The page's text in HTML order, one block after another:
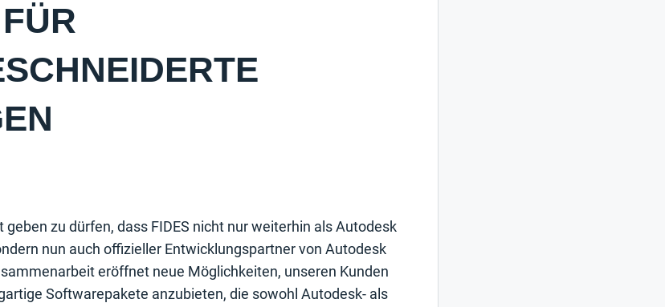
L
geben zu dürfen, dass FIDES nicht nur weiterhin als Autodesk
nun auch offizieller Entwicklungspartner von Autodesk
eröffnet neue Möglichkeiten, unseren Kunden
Softwarepakete anzubieten, die sowohl Autodesk- als